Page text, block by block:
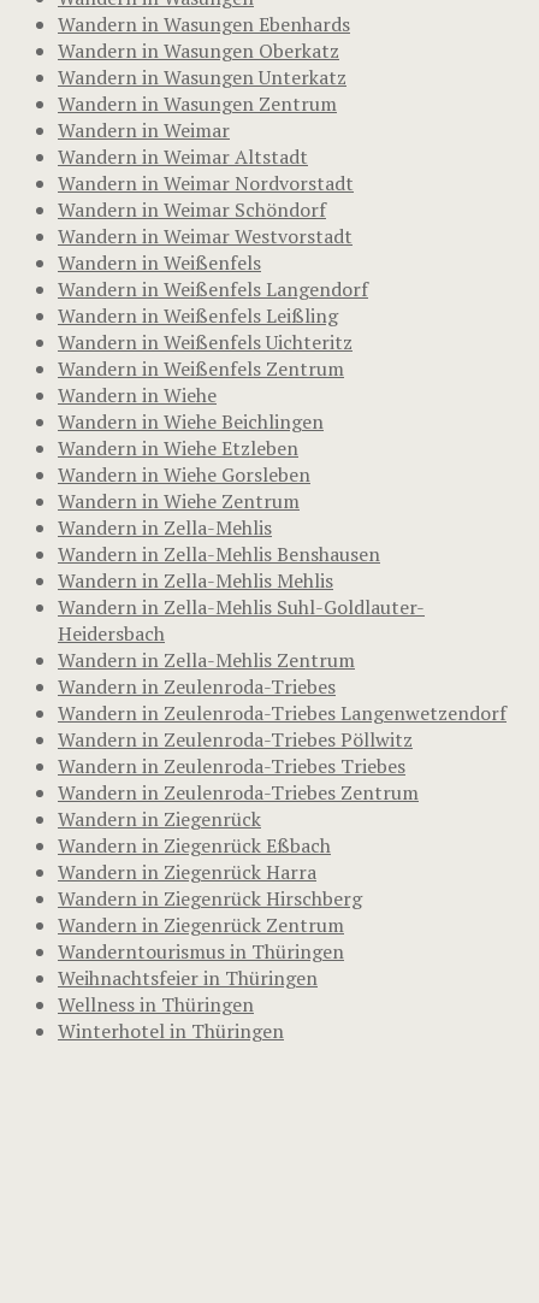
Wandern in Wasungen Ebenhards
Wandern in Wasungen Oberkatz
Wandern in Wasungen Unterkatz
Wandern in Wasungen Zentrum
Wandern in Weimar
Wandern in Weimar Altstadt
Wandern in Weimar Nordvorstadt
Wandern in Weimar Schöndorf
Wandern in Weimar Westvorstadt
Wandern in Weißenfels
Wandern in Weißenfels Langendorf
Wandern in Weißenfels Leißling
Wandern in Weißenfels Uichteritz
Wandern in Weißenfels Zentrum
Wandern in Wiehe
Wandern in Wiehe Beichlingen
Wandern in Wiehe Etzleben
Wandern in Wiehe Gorsleben
Wandern in Wiehe Zentrum
Wandern in Zella-Mehlis
Wandern in Zella-Mehlis Benshausen
Wandern in Zella-Mehlis Mehlis
Wandern in Zella-Mehlis Suhl-Goldlauter-
Heidersbach
Wandern in Zella-Mehlis Zentrum
Wandern in Zeulenroda-Triebes
Wandern in Zeulenroda-Triebes Langenwetzendorf
Wandern in Zeulenroda-Triebes Pöllwitz
Wandern in Zeulenroda-Triebes Triebes
Wandern in Zeulenroda-Triebes Zentrum
Wandern in Ziegenrück
Wandern in Ziegenrück Eßbach
Wandern in Ziegenrück Harra
Wandern in Ziegenrück Hirschberg
Wandern in Ziegenrück Zentrum
Wanderntourismus in Thüringen
Weihnachtsfeier in Thüringen
Wellness in Thüringen
Winterhotel in Thüringen